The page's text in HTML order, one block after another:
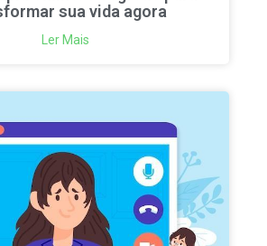
sua vida agora
Ler Mais